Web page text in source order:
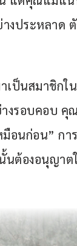
างประหลาด
เป็นสมาชิก
างรอบคอบ
มือนก่อน” ก
ต้องอนุญาต